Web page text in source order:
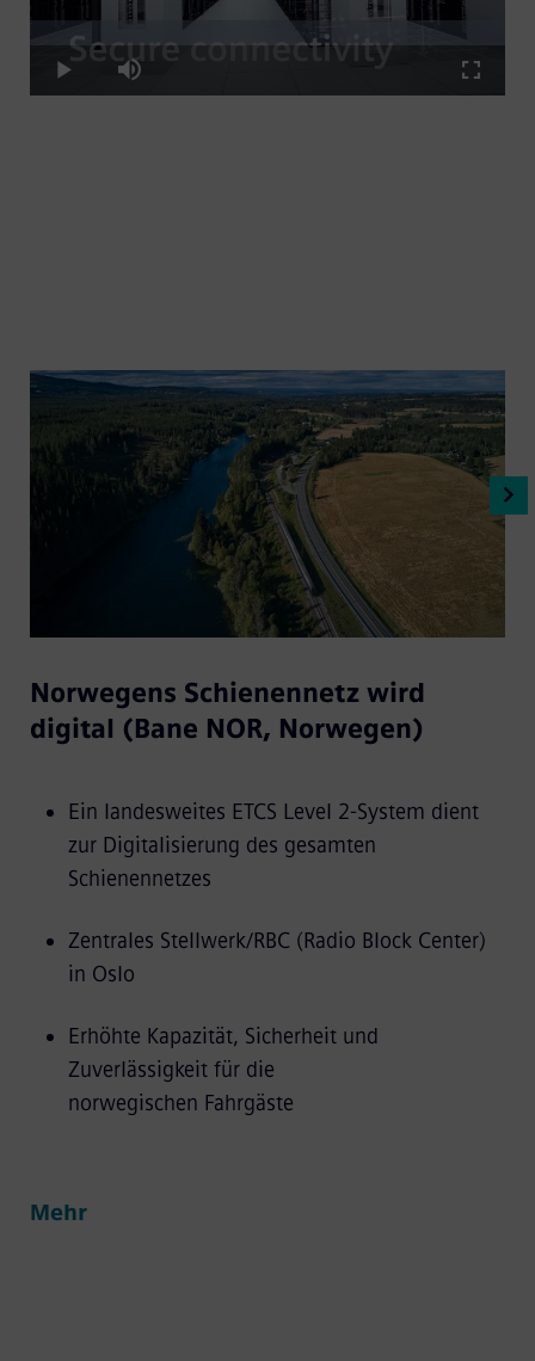
Play
Play Mute
0%
Norwegens Schienennetz wird
digital (Bane NOR, Norwegen)
Ein landesweites ETCS Level 2-System dient
zur Digitalisierung des gesamten
Schienennetzes
Zentrales Stellwerk/RBC (Radio Block Center)
in Oslo
Erhöhte Kapazität, Sicherheit und
Zuverlässigkeit für die
norwegischen Fahrgäste
Mehr